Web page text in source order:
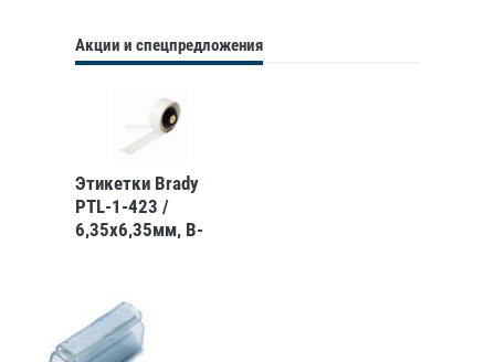
Акции и спецпредложения
Этикетки Brady
PTL-1-423 /
6,35x6,35мм, B-